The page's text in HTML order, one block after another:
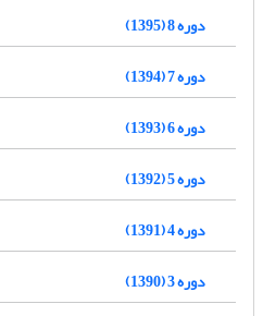
دوره 8 (1395)
دوره 7 (1394)
دوره 6 (1393)
دوره 5 (1392)
دوره 4 (1391)
دوره 3 (1390)